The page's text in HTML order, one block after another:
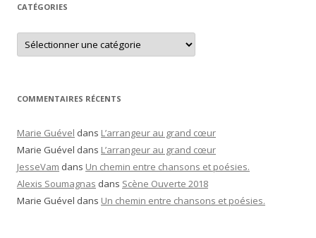
CATÉGORIES
C
t
rCOMMENTAIRES RÉCENTS
Marie Guével dans L’arrangeur au grand cœur
Marie Guével dans L’arrangeur au grand cœur
JesseVam dans Un chemin entre chansons et poésies.
Alexis Soumagnas dans Scène Ouverte 2018
Marie Guével dans Un chemin entre chansons et poésies.